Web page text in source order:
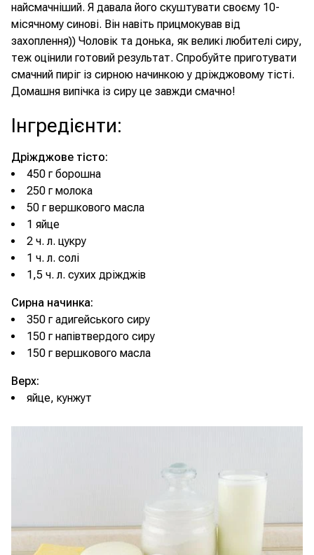
найсмачніший. Я давала його скуштувати своєму 10-
місячному синові. Він навіть прицмокував від
захоплення)) Чоловік та донька, як великі любителі сиру,
теж оцінили готовий результат. Спробуйте приготувати
смачний пиріг із сирною начинкою у дріжджовому тісті.
Домашня випічка із сиру це завжди смачно!
Інгредієнти:
Дріжджове тісто:
450 г борошна
250 г молока
50 г вершкового масла
1 яйце
2 ч. л. цукру
1 ч. л. солі
1,5 ч. л. сухих дріжджів
Сирна начинка:
350 г адигейського сиру
150 г напівтвердого сиру
150 г вершкового масла
Верх:
яйце, кунжут